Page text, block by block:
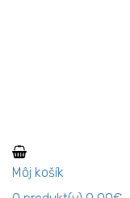
Môj košík